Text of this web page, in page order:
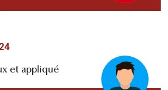
et appliqué